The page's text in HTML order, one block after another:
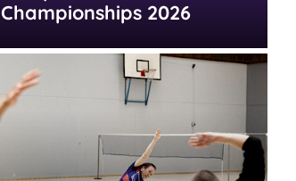
Championships 2026